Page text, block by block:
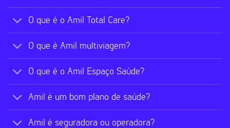
O que é o Amil Total Care?
O que é Amil multiviagem?
O que é o Amil Espaço Saúde?
Amil é um bom plano de saúde?
Amil é seguradora ou operadora?